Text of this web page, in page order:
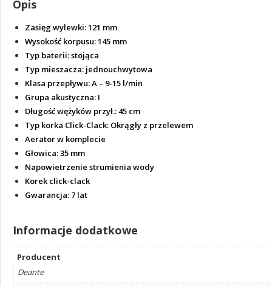
click-
clack
Opis
Zasięg wylewki:121 mm
Wysokość korpusu:145 mm
Typ baterii:stojąca
Typ mieszacza: jednouchwytowa
Klasa przepływu:A – 9-15 l/min
Grupa akustyczna: I
Długość wężyków przył.: 45 cm
Typ korka Click-Clack: Okrągły z przelewem
Aerator w komplecie
Głowica:35 mm
Napowietrzenie strumienia wody
Korek click-clack
Gwarancja: 7 lat
Informacje dodatkowe
Producent
Deante